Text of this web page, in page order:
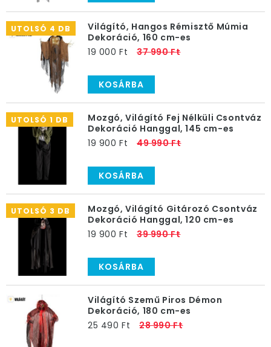
UTOLSÓ 4 DB
Világító, Hangos Rémisztő Múmia
Dekoráció, 160 cm-es
19 000 Ft
37 990 Ft
KOSÁRBA
UTOLSÓ 1 DB
Mozgó, Világító Fej Nélküli Csontváz
Dekoráció Hanggal, 145 cm-es
19 900 Ft
49 990 Ft
KOSÁRBA
UTOLSÓ 3 DB
Mozgó, Világító Gitározó Csontváz
Dekoráció Hanggal, 120 cm-es
19 900 Ft
39 990 Ft
KOSÁRBA
Világító Szemű Piros Démon
Dekoráció, 180 cm-es
25 490 Ft
28 990 Ft